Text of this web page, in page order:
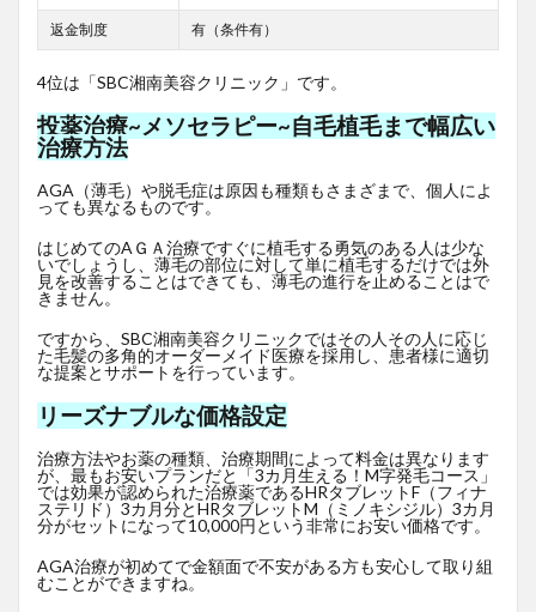
返金制度 有（条件有）
4位は「SBC湘南美容クリニック」です。
投薬治療~メソセラピー~自毛植毛まで幅広い
治療方法
AGA（薄毛）や脱毛症は原因も種類もさまざまで、個人によ
っても異なるものです。
はじめてのAＧＡ治療ですぐに植毛する勇気のある人は少な
いでしょうし、薄毛の部位に対して単に植毛するだけでは外
見を改善することはできても、薄毛の進行を止めることはで
きません。
ですから、SBC湘南美容クリニックではその人その人に応じ
た毛髪の多角的オーダーメイド医療を採用し、患者様に適切
な提案とサポートを行っています。
リーズナブルな価格設定
治療方法やお薬の種類、治療期間によって料金は異なります
が、最もお安いプランだと「3カ月生える！M字発毛コース」
では効果が認められた治療薬であるHRタブレットF （フィナ
ステリド）3カ月分とHRタブレットM（ミノキシジル）3カ月
分がセットになって10,000円という非常にお安い価格です。
AGA治療が初めてで金額面で不安がある方も安心して取り組
むことができますね。